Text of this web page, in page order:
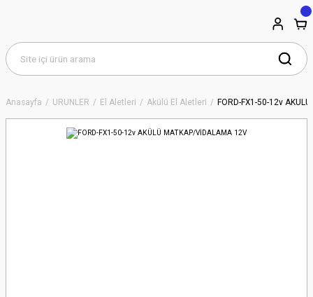
Anasayfa ÜRÜNLER El Aletleri Akülü El Aletleri FORD-FX1-50-12v